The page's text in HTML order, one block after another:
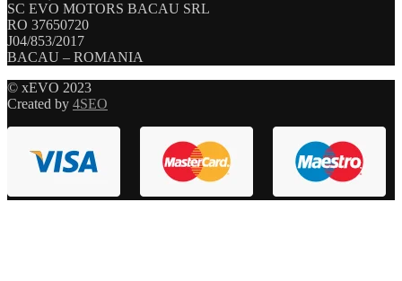
SC EVO MOTORS BACAU SRL
RO 37650720
J04/853/2017
BACAU – ROMANIA
© xEVO 2023
Created by 4SEO